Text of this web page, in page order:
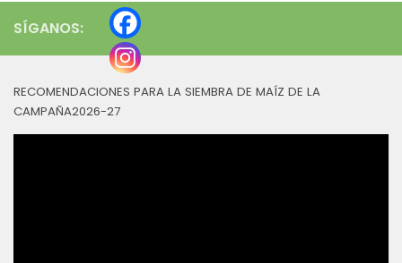
SÍGANOS:
RECOMENDACIONES PARA LA SIEMBRA DE MAÍZ DE LA
CAMPAÑA2026-27